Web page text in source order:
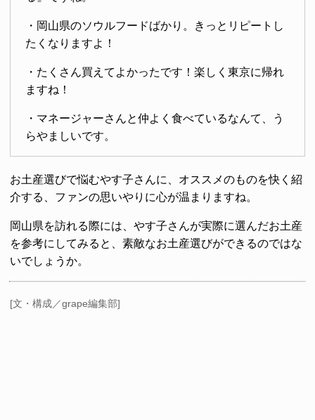
・岡山県のソウルフードばかり。きっとリピートし
たくなりますよ！
・たくさん買えてよかったです！楽しく東京に帰れ
ますね！
・マネージャーさんと仲よく食べているなんて、う
らやましいです。
お土産選びで悩むやす子さんに、オススメのものを快く紹
介する、ファンの思いやりに心が温まりますね。
岡山県を訪れる際には、やす子さんが実際に選んだお土産
を参考にしてみると、素敵なお土産選びができるのではな
いでしょうか。
[文・構成／grape編集部]